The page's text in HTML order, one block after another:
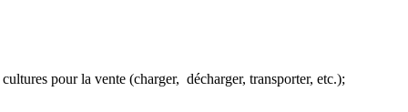
pour la vente (charger, décharger, transporter, etc.);